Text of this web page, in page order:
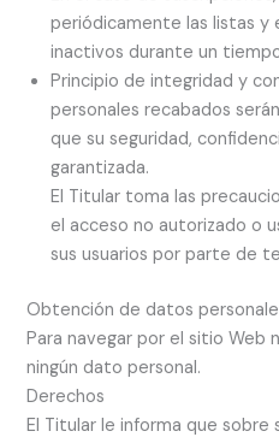
periódicamente las listas y
inactivos durante un
Principio de integridad y
personales recabados
que su seguridad,
garantizada.
El Titular toma las
el acceso no autorizado o
sus usuarios por parte de
Obtención de datos
Para navegar por el sitio Web
ningún dato personal.
Derechos
El Titular le informa que